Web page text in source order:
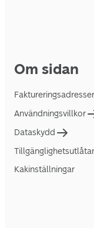
Om sidan
Faktureringsadresser
Användningsvillkor
Dataskydd
Kakinställningar